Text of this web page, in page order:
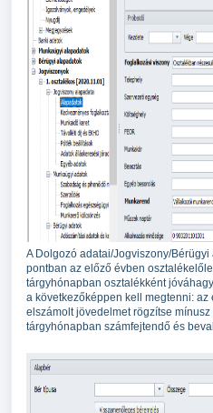
A Dolgozó adatai/Jogviszony/
pontban az előző évben
tárgyhónapban osztalékként
a következőképpen kell megtenni:
elszámolt jövedelmet rögzítse
tárgyhónapban számfejtendő és